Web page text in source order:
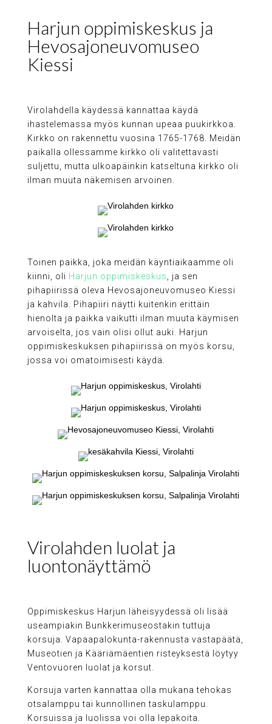
Harjun oppimiskeskus ja
Hevosajoneuvomuseo
Kiessi
Virolahdella käydessä kannattaa käydä
ihastelemassa myös kunnan upeaa puukirkkoa.
Kirkko on rakennettu vuosina 1765-1768. Meidän
paikalla ollessamme kirkko oli valitettavasti
suljettu, mutta ulkoapäinkin katseltuna kirkko oli
ilman muuta näkemisen arvoinen.
Toinen paikka, joka meidän käyntiaikaamme oli
kiinni, oli Harjun oppimiskeskus, ja sen
pihapiirissä oleva Hevosajoneuvomuseo Kiessi
ja kahvila. Pihapiiri näytti kuitenkin erittäin
hienolta ja paikka vaikutti ilman muuta käymisen
arvoiselta, jos vain olisi ollut auki. Harjun
oppimiskeskuksen pihapiirissä on myös korsu,
jossa voi omatoimisesti käydä.
Virolahden luolat ja
luontonäyttämö
Oppimiskeskus Harjun läheisyydessä oli lisää
useampiakin Bunkkerimuseostakin tuttuja
korsuja. Vapaapalokunta-rakennusta vastapäätä,
Museotien ja Kääriämäentien risteyksestä löytyy
Ventovuoren luolat ja korsut.
Korsuja varten kannattaa olla mukana tehokas
otsalamppu tai kunnollinen taskulamppu.
Korsuissa ja luolissa voi olla lepakoita.